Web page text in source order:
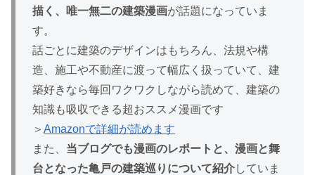
描く、唯一無二の建築漫画が話題になっていま
す。
話ごとに建築のデザインはもちろん、法規や構
造、施工や不動産に渡って幅広く扱っていて、建
築好きなら毎回ワクワクしながら読めて、建築の
知識も吸収できる超おススメ漫画です
＞ Amazonで詳細が読めます
また、 当ブログでも漫画のレポートと、漫画と舞
台となった亀戸の建築巡りについて紹介していま